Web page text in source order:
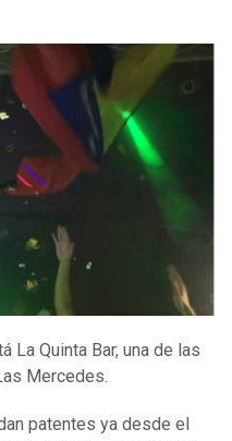
La Quinta Bar, una de las
Mercedes.
patentes ya desde el